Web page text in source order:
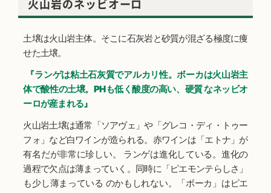
火山岩のネッビオーロ
土壌は火山岩主体。そこに石灰岩と砂質が混ざる極度に痩
せた土壌。
『ランゲは粘土石灰質でアルカリ性。ボーカは火山岩主
体で酸性の土壌。PHも低く酸度の高い、硬質 なネッビオ
ーロが産まれる』
火山岩土壌は通常「ソアヴェ」や「グレコ・ディ・トゥー
フォ」など白ワインが造られる。赤ワインは「エトナ」が
有名だが非常に珍しい。 ランゲは進化している。進化の
過程で欠点は薄まっていく。同時に「ピエモンテらしさ」
も少し薄まっている のかもしれない。「ボーカ」はピエ